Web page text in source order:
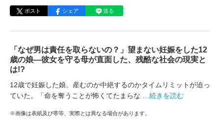
ポスト シェア 送る
「なぜ男は責任を取らないの？」望まない妊娠をした12
歳の娘―彼女を守る母が直面した、残酷な社会の現実と
は!?
12歳で妊娠した娘。産むのか中絶するのかタイムリミットが迫っ
ていた。「命を奪うことが怖くてたまらな
…続きを読む
※画像は表紙及び帯等、実際とは異なる場合があります。